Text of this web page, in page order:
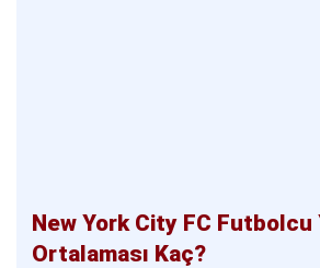
New York City FC Futbolcu
Ortalaması Kaç?